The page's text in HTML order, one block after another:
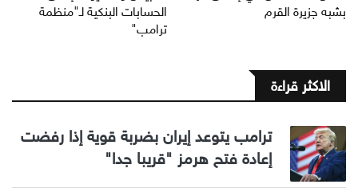
بشبه جزيرة القرم
الحسابات البنكية لـ"منظمة
ترامب"
الاكثر قراءة
ترامب يتوعد إيران بضربة قوية إذا رفضت
إعادة فتح هرمز "قريبا جدا"